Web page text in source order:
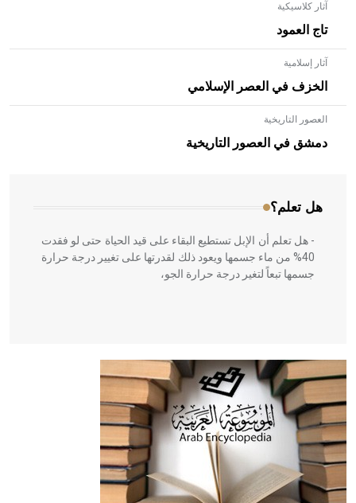
آثار كلاسيكية
تاج العمود
آثار إسلامية
الخزف في العصر الإسلامي
العصور التاريخية
دمشق في العصور التاريخية
هل تعلم؟
- هل تعلم أن الأبلق نوع من الفنون الهندسية التي ارتبطت
بالعمارة الإسلامية في بلاد الشام ومصر خاصة، حيث يحرص
المعمار على بناء مداميكه وخاصة في الواجهات
- هل تعلم أن الإبل تستطيع البقاء على قيد الحياة حتى لو فقدت
40% من ماء جسمها ويعود ذلك لقدرتها على تغيير درجة حرارة
جسمها تبعاً لتغير درجة حرارة الجو،
- هل تعلم أن أبقراط كتب في الطب أربعة مؤلفات هي:
الحكم، الأدلة، تنظيم التغذية، ورسالته في جروح الرأس. ويعود
له الفضل بأنه حرر الطب من الدين والفلسفة.
- هل تعلم أن المرجان إفراز حيواني يتكون في البحر ويتركب
من مادة كربونات الكلسيوم، وهو أحمر أو شديد الحمرة وهو